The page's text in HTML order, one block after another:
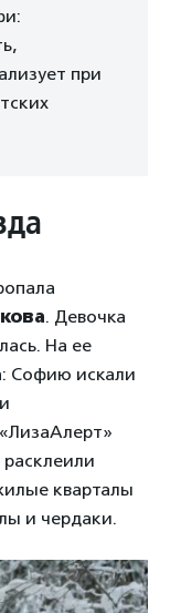
при
. Девочка
На ее
Софию искали
кварталы
и чердаки.